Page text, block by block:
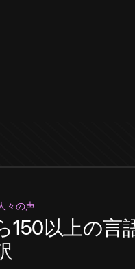
々の声
150以上の言